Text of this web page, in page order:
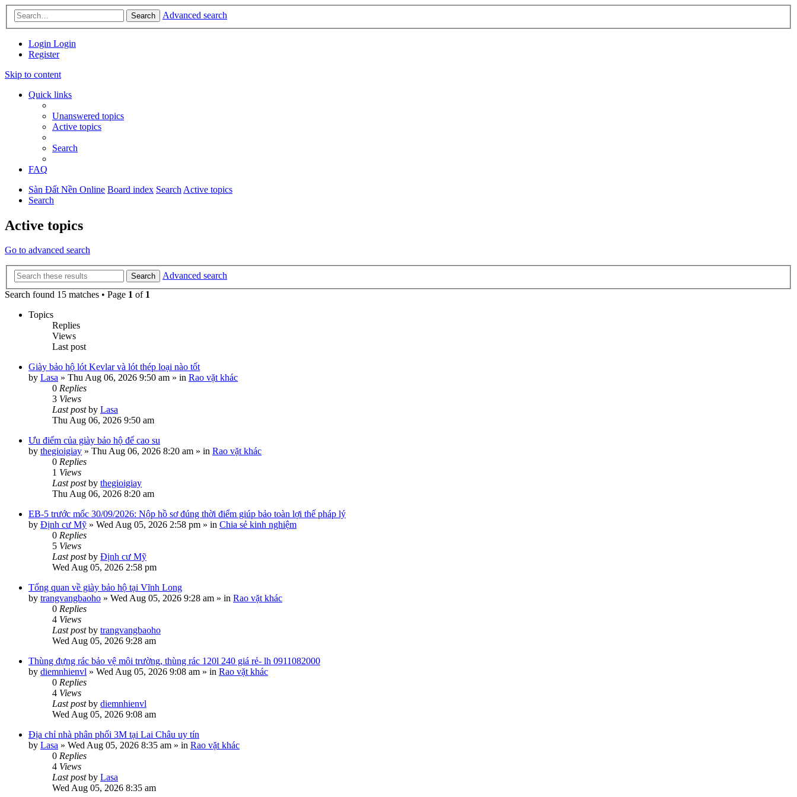
Search Advanced search
Login Login
Register
Skip to content
Quick links
Unanswered topics
Active topics
Search
FAQ
Sàn Đất Nền Online Board index Search Active topics
Search
Active topics
Go to advanced search
Search
Advanced search
Search found 15 matches • Page 1 of 1
Topics
Replies
Views
Last post
Giày bảo hộ lót Kevlar và lót thép loại nào tốt
by Lasa » Thu Aug 06, 2026 9:50 am » in Rao vặt khác
0 Replies
3 Views
Last postby Lasa
Thu Aug 06, 2026 9:50 am
Ưu điểm của giày bảo hộ đế cao su
by thegioigiay » Thu Aug 06, 2026 8:20 am » in Rao vặt khác
0 Replies
1 Views
Last postby thegioigiay
Thu Aug 06, 2026 8:20 am
EB-5 trước mốc 30/09/2026: Nộp hồ sơ đúng thời điểm giúp bảo toàn lợi thế pháp lý
by Định cư Mỹ » Wed Aug 05, 2026 2:58 pm » in Chia sẻ kinh nghiệm
0 Replies
5 Views
Last postby Định cư Mỹ
Wed Aug 05, 2026 2:58 pm
Tổng quan về giày bảo hộ tại Vĩnh Long
by trangvangbaoho » Wed Aug 05, 2026 9:28 am » in Rao vặt khác
0 Replies
4 Views
Last postby trangvangbaoho
Wed Aug 05, 2026 9:28 am
Thùng đựng rác bảo vệ môi trường, thùng rác 120l 240 giá rẻ- lh 0911082000
by diemnhienvl » Wed Aug 05, 2026 9:08 am » in Rao vặt khác
0 Replies
4 Views
Last postby diemnhienvl
Wed Aug 05, 2026 9:08 am
Địa chỉ nhà phân phối 3M tại Lai Châu uy tín
by Lasa » Wed Aug 05, 2026 8:35 am » in Rao vặt khác
0 Replies
4 Views
Last postby Lasa
Wed Aug 05, 2026 8:35 am